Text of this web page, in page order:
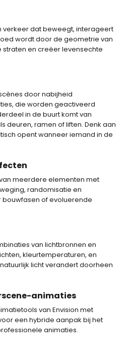
verkeer dat beweegt, interageert
wordt door de geometrie van
straten en creëer levensechte
door nabijheid
die worden geactiveerd
in de buurt komt van
deuren, ramen of liften. Denk aan
opent wanneer iemand in de
meerdere elementen met
randomisatie en
of evoluerende
van lichtbronnen en
kleurtemperaturen, en
licht verandert doorheen
animaties
van Envision met
een hybride aanpak bij het
animaties.